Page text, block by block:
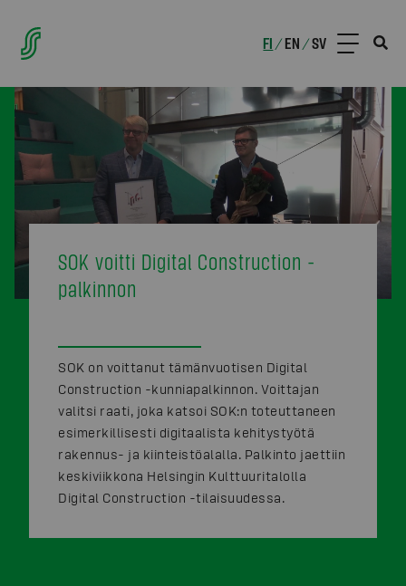
FI /EN /SV
SOK voitti Digital Construction -
palkinnon
SOK on voittanut tämänvuotisen Digital
Construction -kunniapalkinnon. Voittajan
valitsi raati, joka katsoi SOK:n toteuttaneen
esimerkillisesti digitaalista kehitystyötä
rakennus- ja kiinteistöalalla. Palkinto jaettiin
keskiviikkona Helsingin Kulttuuritalolla
Digital Construction -tilaisuudessa.